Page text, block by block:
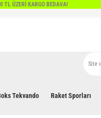
TL ÜZERİ KARGO BEDAVA!
Tekvando Raket Sporları